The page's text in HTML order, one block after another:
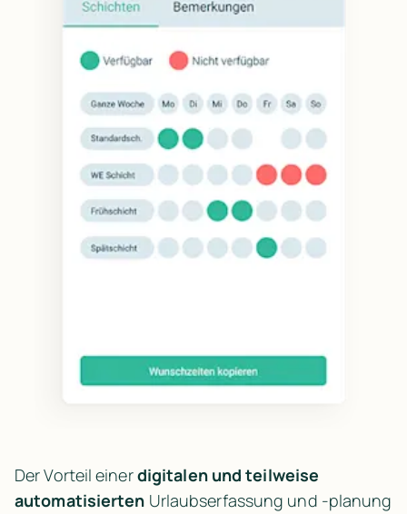
Der Vorteil einer digitalen und teilweise
automatisierten Urlaubserfassung und -planung